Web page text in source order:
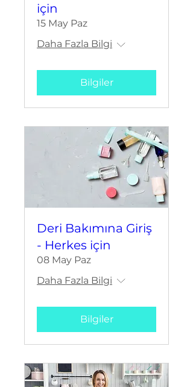
için
15 May Paz
Daha Fazla Bilgi
Bilgiler
Deri Bakımına Giriş
- Herkes için
08 May Paz
Daha Fazla Bilgi
Bilgiler